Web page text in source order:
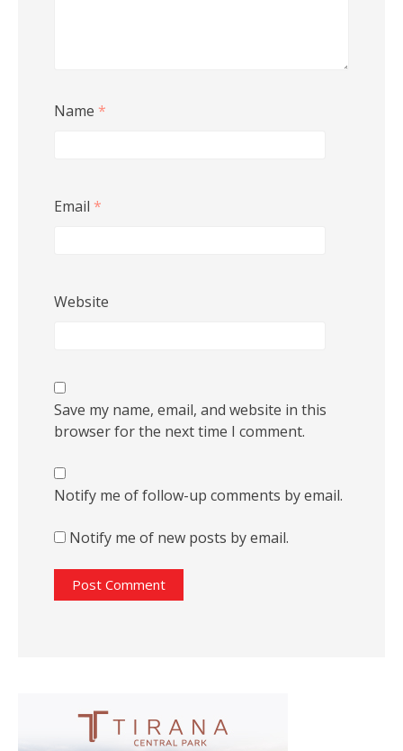
Name *
Email *
Website
Save my name, email, and website in this
browser for the next time I comment.
Notify me of follow-up comments by email.
Notify me of new posts by email.